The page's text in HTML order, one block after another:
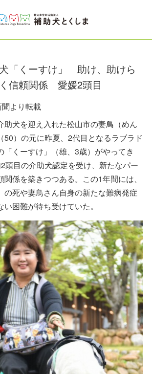
「くーすけ」 助け、助けら
信頼関係 愛媛2頭目
より転載
助犬を迎え入れた松山市の妻鳥（めん
50）の元に昨夏、2代目となるラブラド
「くーすけ」（雄、3歳）がやってき
頭目の介助犬認定を受け、新たなパー
関係を築きつつある。この1年間には、
の死や妻鳥さん自身の新たな難病発症
困難が待ち受けていた。